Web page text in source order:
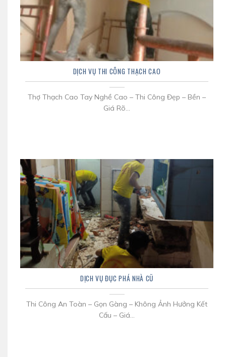
DỊCH VỤ THI CÔNG THẠCH CAO
Thợ Thạch Cao Tay Nghề Cao – Thi Công Đẹp – Bền –
Giá Rõ...
DỊCH VỤ ĐỤC PHÁ NHÀ CŨ
Thi Công An Toàn – Gọn Gàng – Không Ảnh Hưởng Kết
Cấu – Giá...